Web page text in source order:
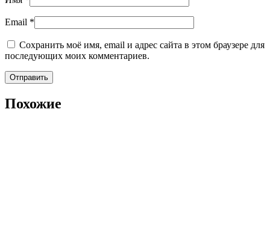
Email *
Сохранить моё имя, email и адрес сайта в этом браузере для
последующих моих комментариев.
Похожие